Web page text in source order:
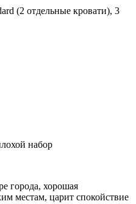
(2 отдельные кровати), 3
набор
города, хорошая
местам, царит спокойствие